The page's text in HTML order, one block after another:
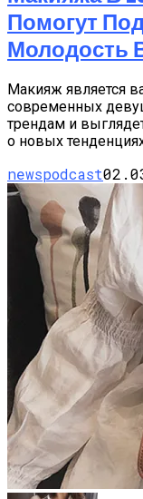
Помогут
Молодость
Макияж является
современных
трендам и
о новых
newspodcast